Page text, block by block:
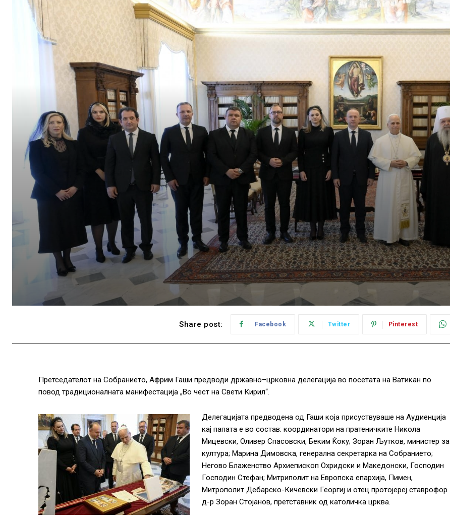
Share post: Facebook Twitter Pinterest
Претседателот на Собранието, Африм Гаши предводи државно–црковна делегација во посетата на Ватикан по
повод традиционалната манифестација „Во чест на Свети Кирил“.
Делегацијата предводена од Гаши која присуствуваше на Аудиенција
кај папата е во состав: координатори на пратеничките Никола
Мицевски, Оливер Спасовски, Беким Ќоку; Зоран Љутков, министер за
култура; Марина Димовска, генерална секретарка на Собранието;
Негово Блаженство Архиепископ Охридски и Македонски, Господин
Господин Стефан; Митриполит на Европска епархија, Пимен,
Митрополит Дебарско-Кичевски Георгиј и отец протојереј ставрофор
д-р Зоран Стојанов, претставник од католичка црква.